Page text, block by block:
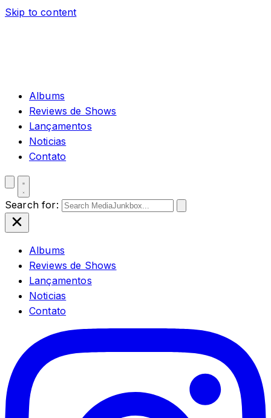
Skip to content
Albums
Reviews de Shows
Lançamentos
Noticias
Contato
Search for:
Albums
Reviews de Shows
Lançamentos
Noticias
Contato